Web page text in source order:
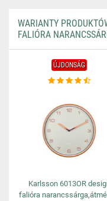
WARIANTY
FALIÓRA
ÚJDONSÁG
Karlsson 6013OR
falióra